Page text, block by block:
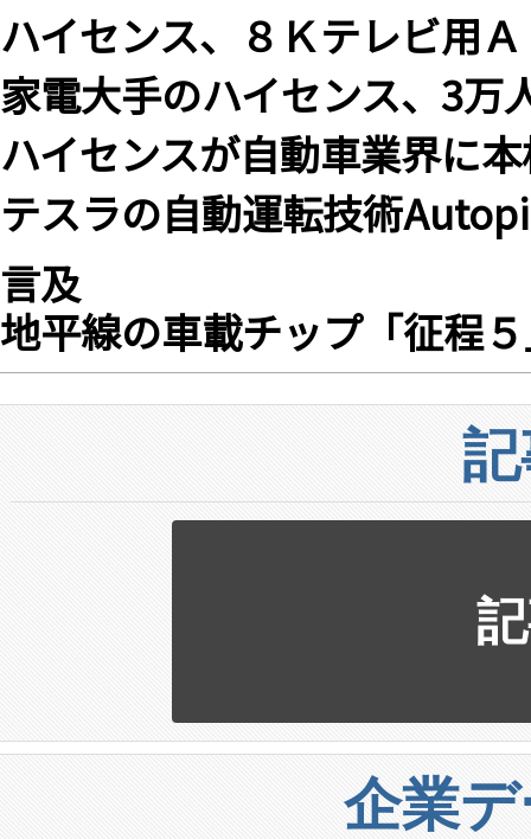
ハイセンス、８Ｋテレビ用
家電大手のハイセンス、3万
ハイセンスが自動車業界に
テスラの自動運転技術
言及
地平線の車載チップ「征程
企業